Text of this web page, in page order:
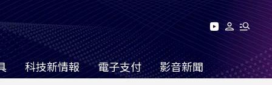
科技新情報 電子支付 影音新聞